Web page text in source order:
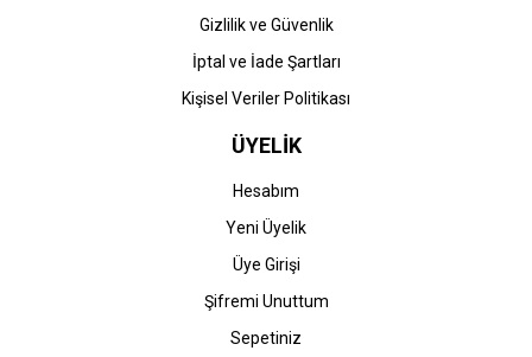
Gizlilik ve Güvenlik
İptal ve İade Şartları
Kişisel Veriler Politikası
ÜYELİK
Hesabım
Yeni Üyelik
Üye Girişi
Şifremi Unuttum
Sepetiniz